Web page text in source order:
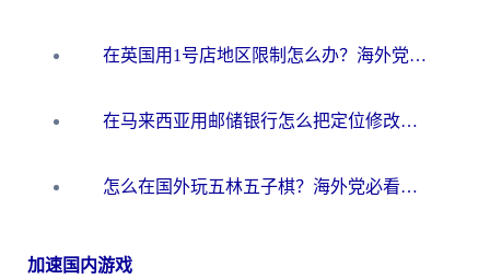
在英国用1号店地区限制怎么办？海外党必看的回国加速全攻略
在马来西亚用邮储银行怎么把定位修改到中国国内？3个海外生活痛点一次解决
怎么在国外玩五林五子棋？海外党必看的回国加速全攻略（附优酷荔枝FM解决方法）
加速国内游戏